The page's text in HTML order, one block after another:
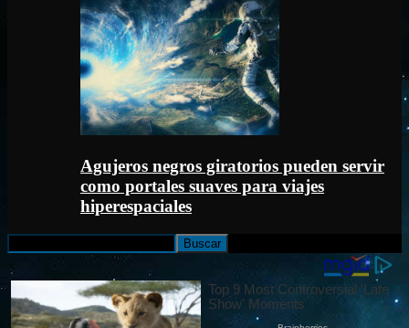
Agujeros negros giratorios pueden servir
como portales suaves para viajes
hiperespaciales